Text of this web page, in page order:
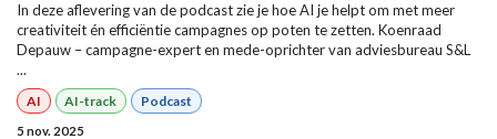
In deze aflevering van de podcast zie je hoe AI je helpt om met meer
creativiteit én efficiëntie campagnes op poten te zetten. Koenraad
Depauw – campagne-expert en mede-oprichter van adviesbureau S&L
...
AI AI-track Podcast
5 nov. 2025